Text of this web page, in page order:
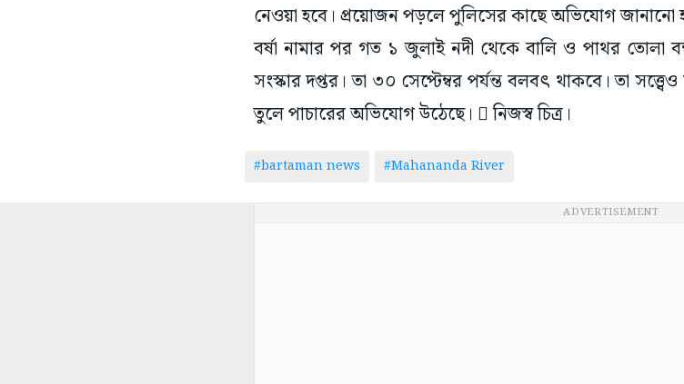
নেওয়া হবে। প্রয়োজন পড়লে পুলিসের কাছে অভিযোগ জানানো
বর্ষা নামার পর গত ১ জুলাই নদী থেকে বালি ও পাথর তোলা
সংস্কার দপ্তর। তা ৩০ সেপ্টেম্বর পর্যন্ত বলবৎ থাকবে। তা
তুলে পাচারের অভিযোগ উঠেছে।  নিজস্ব চিত্র।
#bartaman news #Mahananda River
ADVERTISEMENT